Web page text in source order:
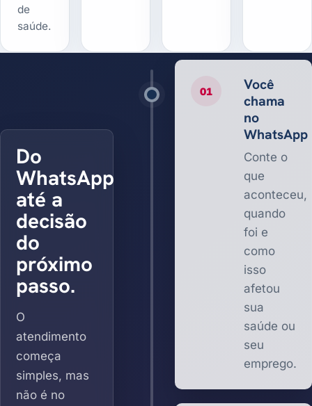
de
saúde.
Do
WhatsApp
até a
decisão
do
próximo
passo.
O
atendimento
começa
simples, mas
não é no
01
Você
chama
no
WhatsApp
Conte o
que
aconteceu,
quando
foi e
como
isso
afetou
sua
saúde ou
seu
emprego.